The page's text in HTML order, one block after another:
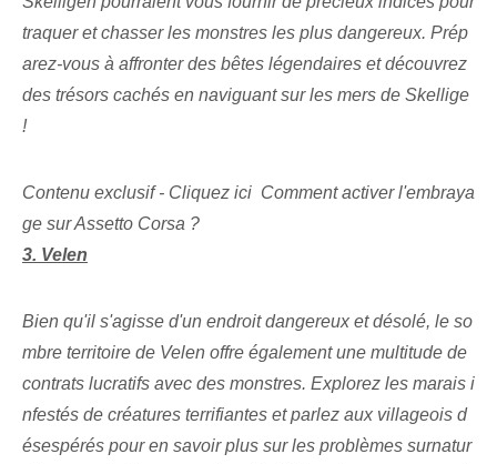
traquer et chasser les monstres les plus dangereux. Prép
arez-vous à affronter des bêtes légendaires et découvrez
des trésors cachés en naviguant sur les mers de Skellige
!
Contenu exclusif - Cliquez ici Comment activer l'embraya
ge sur Assetto Corsa ?
3. Velen
Bien qu'il s'agisse d'un endroit dangereux et désolé, le so
mbre territoire de Velen offre également une multitude de
contrats lucratifs avec des monstres. Explorez les marais i
nfestés de créatures terrifiantes et parlez aux villageois d
ésespérés pour en savoir plus sur les problèmes surnatur